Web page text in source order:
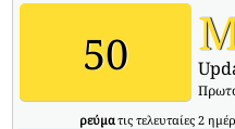
50
ρεύματις τελευταίες 2